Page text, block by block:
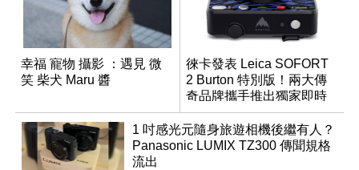
幸福 寵物 攝影 ：遇見 微
笑 柴犬 Maru 醬
徠卡發表 Leica SOFORT
2 Burton 特別版！兩大傳
奇品牌攜手推出獨家即時
成像相機
1 吋感光元隨身旅遊相機後繼有人？
Panasonic LUMIX TZ300 傳聞規格
流出